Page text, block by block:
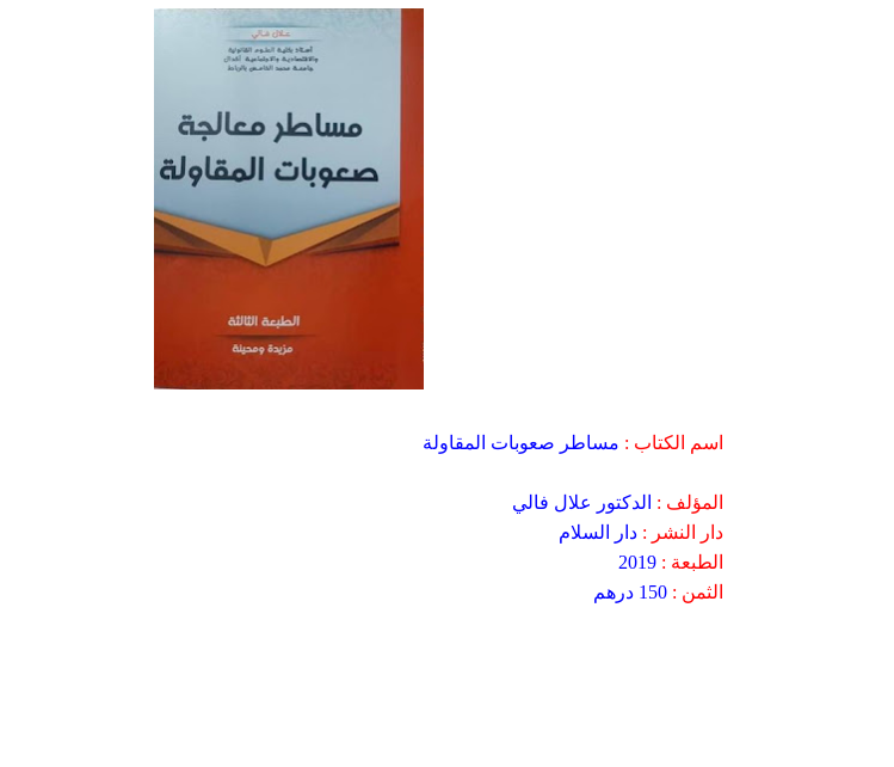
اسم الكتاب : مساطر صعوبات المقاولة
المؤلف : الدكتور علال فالي
دار النشر : دار السلام
الطبعة :
الثمن :